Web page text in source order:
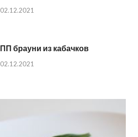
02.12.2021
ПП брауни из кабачков
02.12.2021